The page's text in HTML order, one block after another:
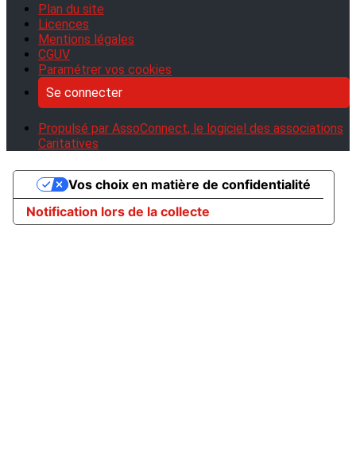
Plan du site
Licences
Mentions légales
CGUV
Paramétrer vos cookies
Se connecter
Propulsé par AssoConnect, le logiciel des associations
Caritatives
Notification lors de la collecte
Vos choix en matière de confidentialité